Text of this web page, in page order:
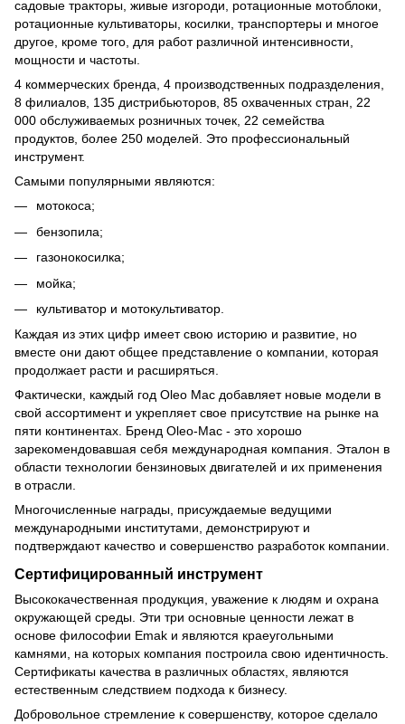
садовые тракторы, живые изгороди, ротационные мотоблоки,
ротационные культиваторы, косилки, транспортеры и многое
другое, кроме того, для работ различной интенсивности,
мощности и частоты.
4 коммерческих бренда, 4 производственных подразделения,
8 филиалов, 135 дистрибьюторов, 85 охваченных стран, 22
000 обслуживаемых розничных точек, 22 семейства
продуктов, более 250 моделей. Это профессиональный
инструмент.
Самыми популярными являются:
мотокоса;
бензопила;
газонокосилка;
мойка;
культиватор и мотокультиватор.
Каждая из этих цифр имеет свою историю и развитие, но
вместе они дают общее представление о компании, которая
продолжает расти и расширяться.
Фактически, каждый год Oleo Mac добавляет новые модели в
свой ассортимент и укрепляет свое присутствие на рынке на
пяти континентах. Бренд Oleo-Mac - это хорошо
зарекомендовавшая себя международная компания. Эталон в
области технологии бензиновых двигателей и их применения
в отрасли.
Многочисленные награды, присуждаемые ведущими
международными институтами, демонстрируют и
подтверждают качество и совершенство разработок компании.
Сертифицированный инструмент
Высококачественная продукция, уважение к людям и охрана
окружающей среды. Эти три основные ценности лежат в
основе философии Emak и являются краеугольными
камнями, на которых компания построила свою идентичность.
Сертификаты качества в различных областях, являются
естественным следствием подхода к бизнесу.
Добровольное стремление к совершенству, которое сделало